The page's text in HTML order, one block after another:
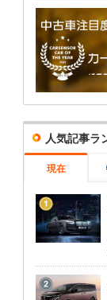
人気記事ラ
現在
1
2